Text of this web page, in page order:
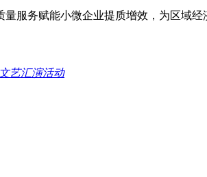
服务赋能小微企业提质增效，为区域经
艺汇演活动